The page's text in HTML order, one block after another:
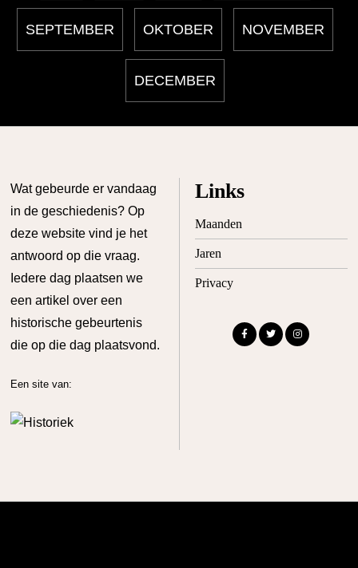
SEPTEMBER OKTOBER NOVEMBER
DECEMBER
Wat gebeurde er vandaag
in de geschiedenis? Op
deze website vind je het
antwoord op die vraag.
Iedere dag plaatsen we
een artikel over een
historische gebeurtenis
die op die dag plaatsvond.
Een site van:
Links
Maanden
Jaren
Privacy